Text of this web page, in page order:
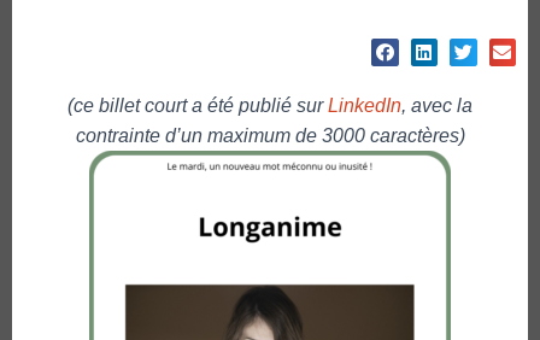
(ce billet court a été publié surLinkedIn, avec la
contrainte d’un maximum de 3000 caractères)